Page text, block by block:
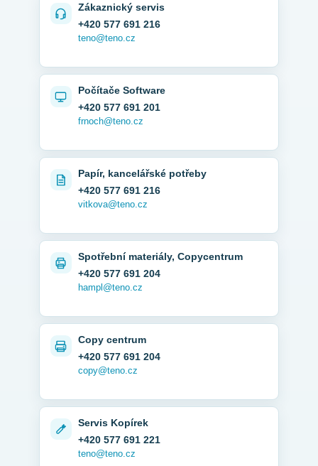
Zákaznický servis
+420 577 691 216
teno@teno.cz
Počítače Software
+420 577 691 201
frnoch@teno.cz
Papír, kancelářské potřeby
+420 577 691 216
vitkova@teno.cz
Spotřební materiály, Copycentrum
+420 577 691 204
hampl@teno.cz
Copy centrum
+420 577 691 204
copy@teno.cz
Servis Kopírek
+420 577 691 221
teno@teno.cz